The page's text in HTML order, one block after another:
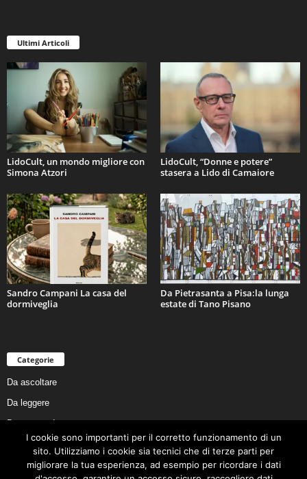
Ultimi Articoli
LidoCult, un mondo migliore con
Simona Atzori
LidoCult, “Donne e potere”
stasera a Lido di Camaiore
Sandro Campani La casa del
dormiveglia
Da Pietrasanta a Pisa:la lunga
estate di Tano Pisano
Categorie
Da ascoltare
Da leggere
Da non perdere
Da conoscere
Da preservare
I cookie sono importanti per il corretto funzionamento di un
sito. Utilizziamo i cookie sia tecnici che di terze parti per
migliorare la tua esperienza, ad esempio per ricordare i dati